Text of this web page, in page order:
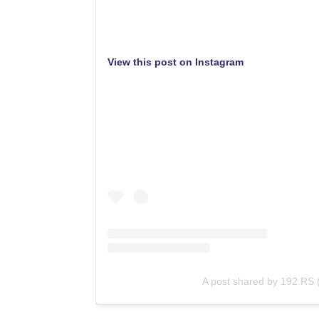
View this post on Instagram
A post shared by 192.RS